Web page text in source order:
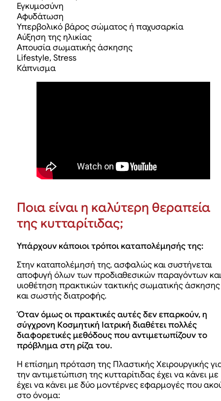
Εγκυμοσύνη
Αφυδάτωση
Υπερβολικό βάρος σώματος ή παχυσαρκία
Αύξηση της ηλικίας
Απουσία σωματικής άσκησης
Lifestyle, Stress
Κάπνισμα
Ποια είναι η καλύτερη θεραπεία
της κυτταρίτιδας;
Υπάρχουν κάποιοι τρόποι καταπολέμησής της:
Στην καταπολέμησή της, ασφαλώς και συστήνεται
αποφυγή όλων των προδιαθεσικών παραγόντων και
υιοθέτηση πρακτικών τακτικής σωματικής άσκησης
και σωστής διατροφής.
Όταν όμως οι πρακτικές αυτές δεν επαρκούν, η
σύγχρονη Κοσμητική Ιατρική διαθέτει πολλές
διαφορετικές μεθόδους που αντιμετωπίζουν το
πρόβλημα στη ρίζα του.
H επίσημη πρόταση της Πλαστικής Χειρουργικής
την αντιμετώπιση της κυτταρίτιδας έχει να κάνει με
έχει να κάνει με δύο μοντέρνες εφαρμογές που
στο όνομα: